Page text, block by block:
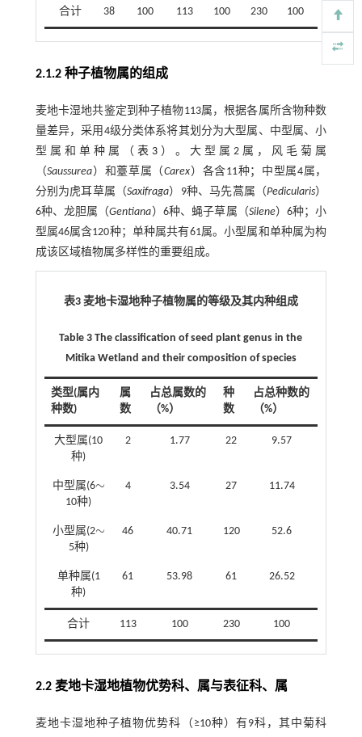
合计 38 100 113 100 230 100
2.1.2 种子植物属的组成
麦地卡湿地共鉴定到种子植物113属，根据各属所含物种数
量差异，采用4级分类体系将其划分为大型属、中型属、小
型属和单种属（ 表3）。大型属2属，风毛菊属
（Saussurea）和薹草属（Carex）各含11种；中型属4属，
分别为虎耳草属（Saxifraga）9种、马先蒿属（Pedicularis）
6种、龙胆属（Gentiana）6种、蝇子草属（Silene）6种；小
型属46属含120种；单种属共有61属。小型属和单种属为构
成该区域植物属多样性的重要组成。
表3 麦地卡湿地种子植物属的等级及其内种组成
​​Table 3 The classification of seed plant genus in the
Mitika Wetland and their composition of species
类型(属内
种数)
属
数
占总属数的
（%）
种
数
占总种数的
（%）
合计 113 100 230 100
大型属(10
种)
2 1.77 22 9.57
中型属(6∼
∼
10种)
4 3.54 27 11.74
小型属(2∼
∼
5种)
46 40.71 120 52.6
单种属(1
种)
61 53.98 61 26.52
2.2 麦地卡湿地植物优势科、属与表征科、属
麦地卡湿地种子植物优势科（≥10种）有9科，其中菊科